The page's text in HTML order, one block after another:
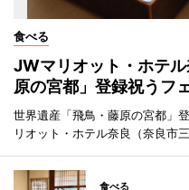
食べる
JWマリオット・ホテ
原の宮都」登録祝うフ
世界遺産「飛鳥・藤原の宮都」
リオット・ホテル奈良（奈良市
食べる